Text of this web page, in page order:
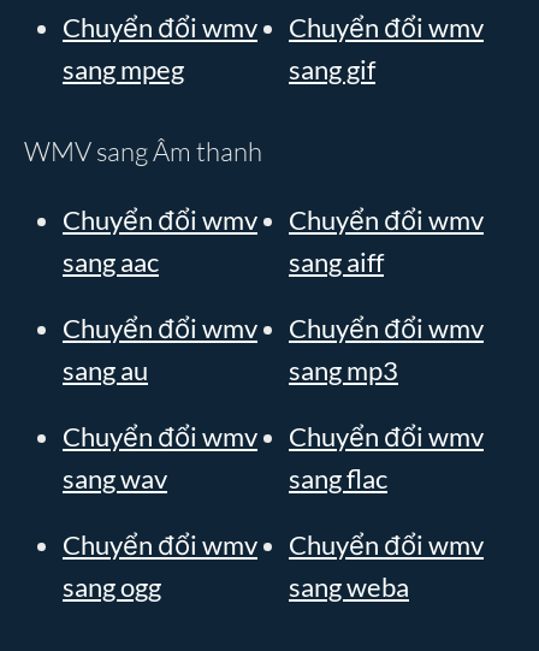
Chuyển đổi wmv
sang mpeg
Chuyển đổi wmv
sang gif
WMV sang Âm thanh
Chuyển đổi wmv
sang aac
Chuyển đổi wmv
sang aiff
Chuyển đổi wmv
sang au
Chuyển đổi wmv
sang mp3
Chuyển đổi wmv
sang wav
Chuyển đổi wmv
sang flac
Chuyển đổi wmv
sang ogg
Chuyển đổi wmv
sang weba